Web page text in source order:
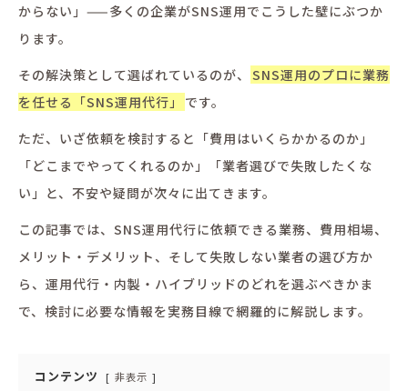
からない」——多くの企業がSNS運用でこうした壁にぶつか
ります。
その解決策として選ばれているのが、 SNS運用のプロに業務
を任せる「SNS運用代行」
です。
ただ、いざ依頼を検討すると「費用はいくらかかるのか」
「どこまでやってくれるのか」「業者選びで失敗したくな
い」と、不安や疑問が次々に出てきます。
この記事では、SNS運用代行に依頼できる業務、費用相場、
メリット・デメリット、そして失敗しない業者の選び方か
ら、運用代行・内製・ハイブリッドのどれを選ぶべきかま
で、検討に必要な情報を実務目線で網羅的に解説します。
コンテンツ 非表示